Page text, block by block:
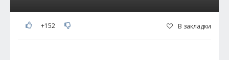
+152 В закладки